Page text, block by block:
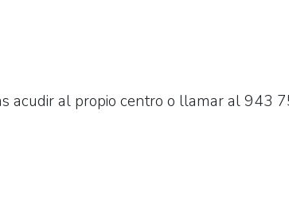
acudir al propio centro o llamar al 943